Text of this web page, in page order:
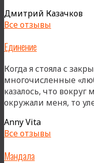
Дмитрий Казачков
Все отзывы
Единение
Когда я стояла с
многочисленные
казалось, что
окружали меня, то
Anny Vita
Все отзывы
Мандала